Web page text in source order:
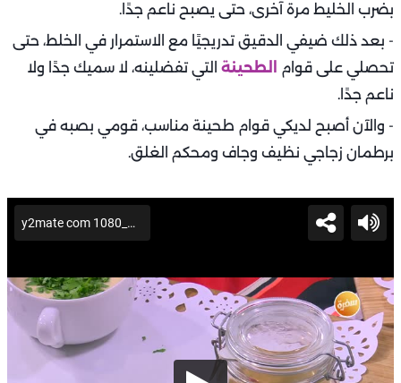
بضرب الخليط مرة آخرى، حتى يصبح ناعم جدًا.
- بعد ذلك ضيفي الدقيق تدريجيًا مع الاستمرار في الخلط، حتى
تحصلي على قوام
الطحينة التي تفضلينه، لا سميك جدًا ولا
ناعم جدًا.
- والآن أصبح لديكي قوام طحينة مناسب، قومي بصبه في
برطمان زجاجي نظيف وجاف ومحكم الغلق.